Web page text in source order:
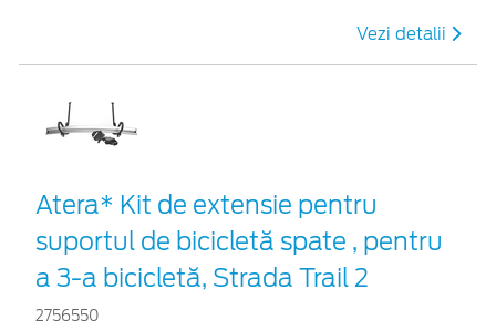
Vezi detalii
Atera* Kit de extensie pentru
suportul de bicicletă spate , pentru
a 3-a bicicletă, Strada Trail 2
2756550